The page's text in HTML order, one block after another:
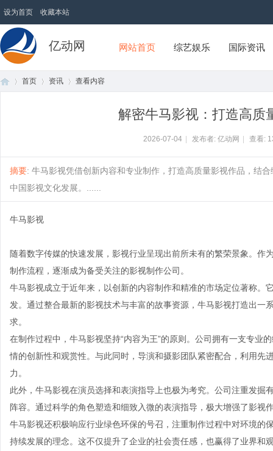
设为首页 收藏本站
亿动网 网站首页 综艺娱乐 国际资讯
首页 资讯 查看内容
解密牛马影视：打造高质
2026-07-04 发布者: 亿动网 查看:
摘要: 牛马影视凭借创新内容和专业制作，打造高质量影视作品，结
中国影视文化发展。......
牛马影视
随着数字传媒的快速发展，影视行业呈现出前所未有的繁荣景象。作
制作流程，逐渐成为备受关注的影视制作公司。
牛马影视成立于近年来，以创新的内容制作和精准的市场定位著称。
发。通过整合最新的影视技术与丰富的故事资源，牛马影视打造出
求。
在制作过程中，牛马影视坚持“内容为王”的原则。公司拥有一支专业
情的创新性和观赏性。与此同时，导演和摄影团队紧密配合，利用先
力。
此外，牛马影视在演员选择和表演指导上也极为考究。公司注重发
阵容。通过科学的角色塑造和细致入微的表演指导，极大增强了影视
牛马影视还积极响应行业绿色环保的号召，注重制作过程中对环境的
持续发展的理念。这不仅提升了企业的社会责任感，也赢得了业界和